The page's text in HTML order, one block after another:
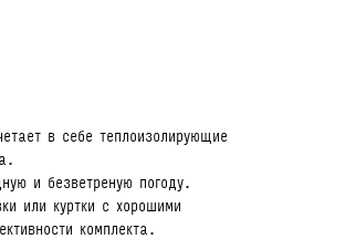
в себе теплоизолирующие
и безветреную погоду.
или куртки с хорошими
комплекта.